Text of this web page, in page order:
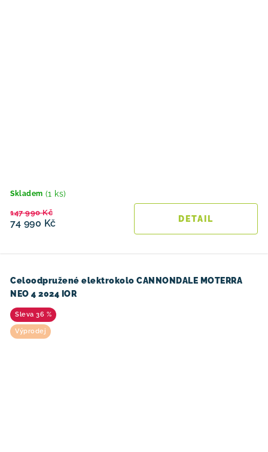
Skladem (1 ks)
74 990 Kč
147 990 Kč
Celoodpružené elektrokolo CANNONDALE MOTERRA
NEO 4 2024 IOR
36 %
Výprodej